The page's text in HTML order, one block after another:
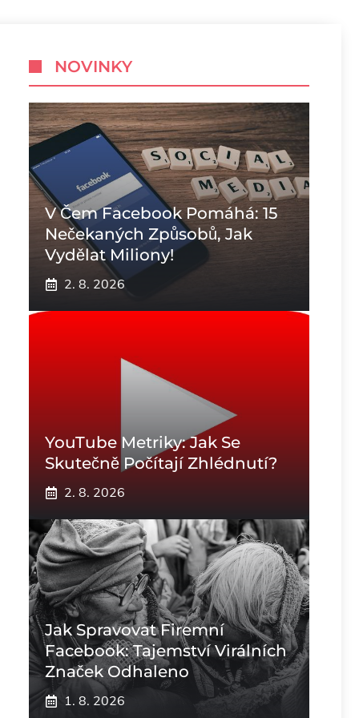
NOVINKY
V Čem Facebook Pomáhá: 15
Nečekaných Způsobů, Jak
Vydělat Miliony!
2. 8. 2026
YouTube Metriky: Jak Se
Skutečně Počítají Zhlédnutí?
2. 8. 2026
Jak Spravovat Firemní
Facebook: Tajemství Virálních
Značek Odhaleno
1. 8. 2026